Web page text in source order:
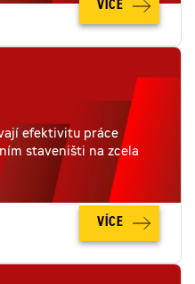
VÍCE
efektivitu práce
staveništi na zcela
VÍCE